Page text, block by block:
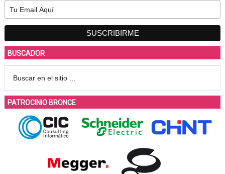
BUSCADOR
PATROCINIO BRONCE